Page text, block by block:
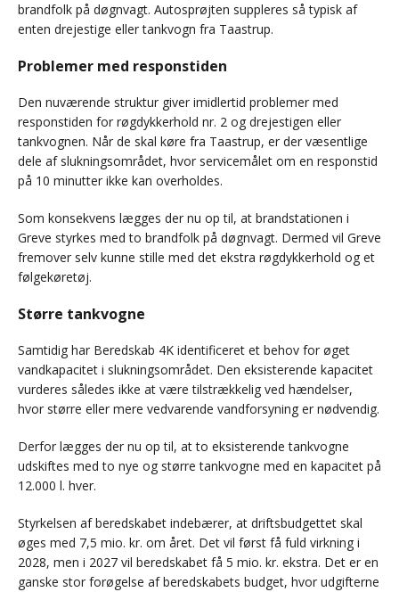
brandfolk på døgnvagt. Autosprøjten suppleres så typisk af
enten drejestige eller tankvogn fra Taastrup.
Problemer med responstiden
Den nuværende struktur giver imidlertid problemer med
responstiden for røgdykkerhold nr. 2 og drejestigen eller
tankvognen. Når de skal køre fra Taastrup, er der væsentlige
dele af slukningsområdet, hvor servicemålet om en responstid
på 10 minutter ikke kan overholdes.
Som konsekvens lægges der nu op til, at brandstationen i
Greve styrkes med to brandfolk på døgnvagt. Dermed vil Greve
fremover selv kunne stille med det ekstra røgdykkerhold og et
følgekøretøj.
Større tankvogne
Samtidig har Beredskab 4K identificeret et behov for øget
vandkapacitet i slukningsområdet. Den eksisterende kapacitet
vurderes således ikke at være tilstrækkelig ved hændelser,
hvor større eller mere vedvarende vandforsyning er nødvendig.
Derfor lægges der nu op til, at to eksisterende tankvogne
udskiftes med to nye og større tankvogne med en kapacitet på
12.000 l. hver.
Styrkelsen af beredskabet indebærer, at driftsbudgettet skal
øges med 7,5 mio. kr. om året. Det vil først få fuld virkning i
2028, men i 2027 vil beredskabet få 5 mio. kr. ekstra. Det er en
ganske stor forøgelse af beredskabets budget, hvor udgifterne